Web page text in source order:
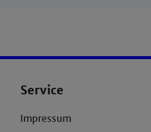
Service
Impressum